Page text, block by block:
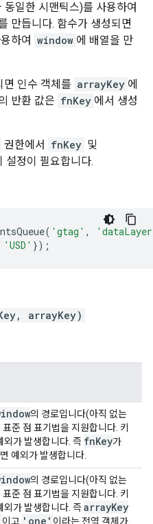
동일한 시맨틱스)를 사용하여
만듭니다. 함수가 생성되면
하여 window 에 배열을 만
면 인수 객체를 arrayKey 에
반환 값은 fnKey 에서 생성
권한에서 fnKey 및
설정이 필요합니다.
( 'gtag' ,
'USD' });
arrayKey)
의 경로입니다(아직 없는
준 점 표기법을 지원합니다. 키
외가 발생합니다. 즉 fnKey가
예외가 발생합니다.
의 경로입니다(아직 없는
준 점 표기법을 지원합니다. 키
외가 발생합니다. 즉arrayKey
이고 'one' 이라는 전역 객체가